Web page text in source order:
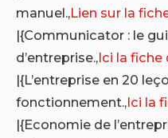
manuel.,Lien sur la
|{Communicator : le
d’entreprise.,Ici la
|{L’entreprise en 20
fonctionnement.,Ici la
|{Economie de